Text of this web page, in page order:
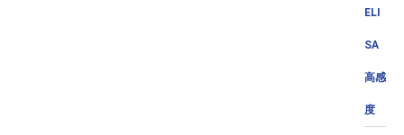
ELI
SA
高感
度